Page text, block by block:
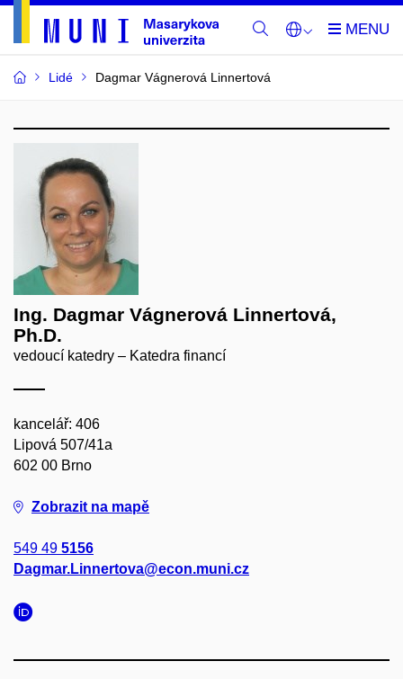
Lidé Dagmar Vágnerová Linnertová
Ing. Dagmar Vágnerová Linnertová,
Ph.D.
vedoucí katedry – Katedra financí
kancelář: 406
Lipová 507/41a
602 00 Brno
Zobrazit na mapě
549 49 5156
Dagmar.Linnertova@econ.muni.cz